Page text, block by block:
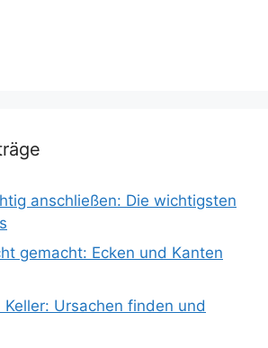
anschließen: Die wichtigsten
gemacht: Ecken und Kanten
Keller: Ursachen finden und